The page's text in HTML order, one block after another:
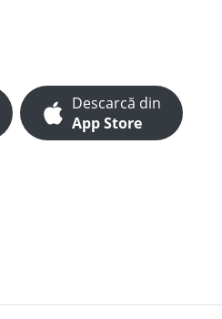
Descarcă din
App Store